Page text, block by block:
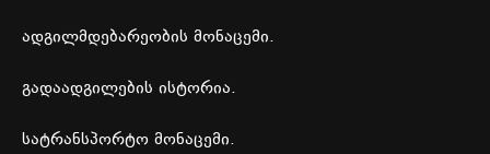
ადგილმდებარეობის მონაცემი.
გადაადგილების ისტორია.
სატრანსპორტო მონაცემი.